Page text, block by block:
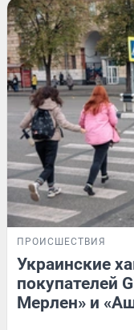
ПРОИСШЕСТВИЯ
Украинские
покупателей
Мерлен» и